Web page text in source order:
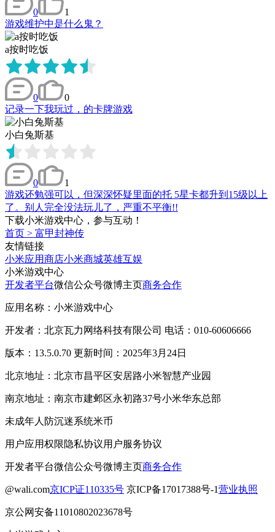
0
1
游戏维护中是什么鬼？
a按时吃饭
0
0
记录一下我玩过，的卡牌游戏
小白兔斯基
0
1
游戏还勉强可以，但深深怀疑里面的托 5星卡都升到15级以上
了。别人完全没法玩儿了，严重不平衡!!
下载小米游戏中心，参与互动！
首页 > 富甲封神传
友情链接
小米应用商店小米商城英雄互娱
小米游戏中心
开发者平台微信公众号微博主页商务合作
应用名称：小米游戏中心
开发者：北京瓦力网络科技有限公司 电话：010-60606666
版本：13.5.0.70 更新时间：2025年3月24日
北京地址：北京市昌平区安居路小米智慧产业园
南京地址：南京市建邺区永初路37号小米华东总部
未成年人防沉迷系统米币
用户应用权限隐私协议用户服务协议
开发者平台微信公众号微博主页商务合作
@wali.com京ICP证110335号 京ICP备17017388号-1营业执照
京公网安备11010802023678号